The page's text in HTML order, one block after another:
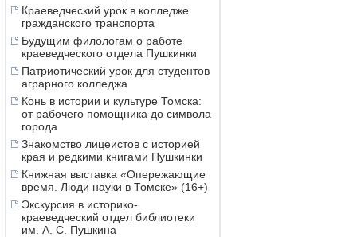
Краеведческий урок в колледже
гражданского транспорта
Будущим филологам о работе
краеведческого отдела Пушкинки
Патриотический урок для студентов
аграрного колледжа
Конь в истории и культуре Томска:
от рабочего помощника до символа
города
Знакомство лицеистов с историей
края и редкими книгами Пушкинки
Книжная выставка «Опережающие
время. Люди науки в Томске» (16+)
Экскурсия в историко-
краеведческий отдел библиотеки
им. А. С. Пушкина